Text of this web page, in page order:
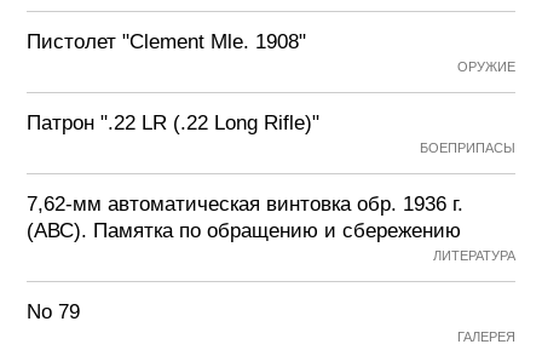
Пистолет "Clement Mle. 1908"
ОРУЖИЕ
Патрон ".22 LR (.22 Long Rifle)"
БОЕПРИПАСЫ
7,62-мм автоматическая винтовка обр. 1936 г.
(АВС). Памятка по обращению и сбережению
ЛИТЕРАТУРА
No 79
ГАЛЕРЕЯ